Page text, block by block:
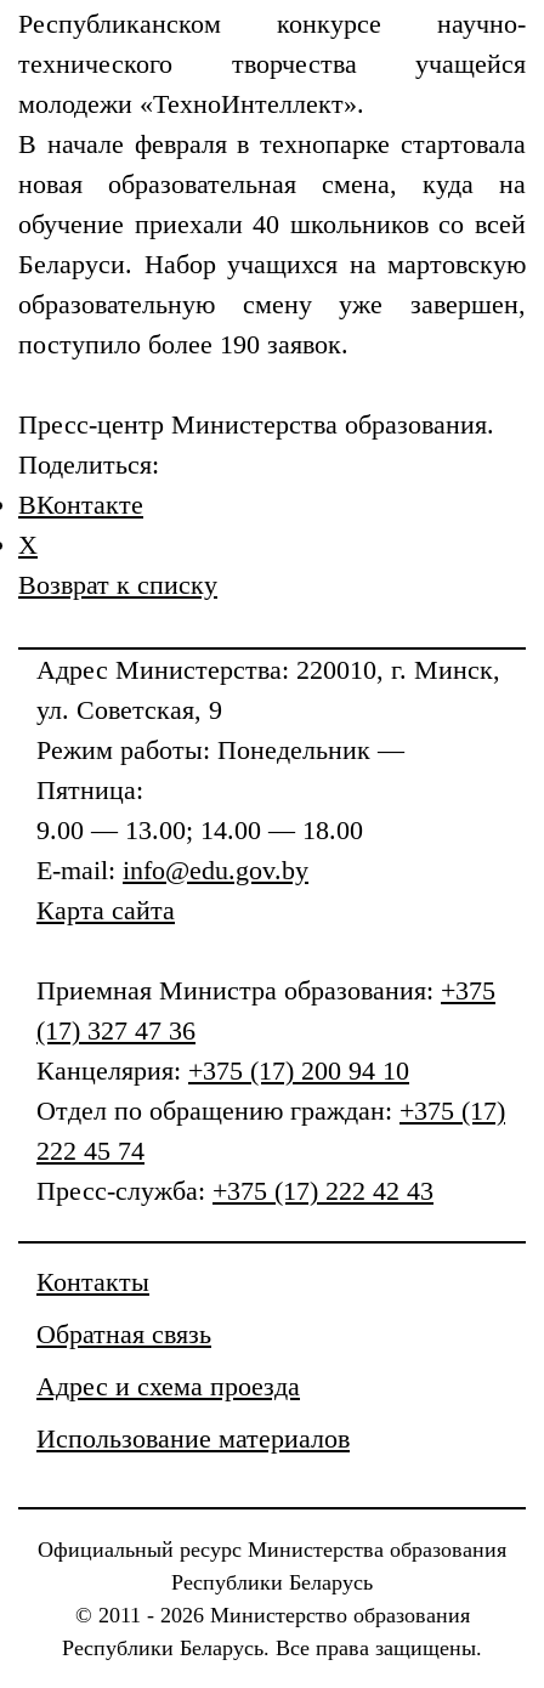
Республиканском конкурсе научно-
технического творчества учащейся
молодежи «ТехноИнтеллект».
В начале февраля в технопарке стартовала
новая образовательная смена, куда на
обучение приехали 40 школьников со всей
Беларуси. Набор учащихся на мартовскую
образовательную смену уже завершен,
поступило более 190 заявок.
Пресс-центр Министерства образования.
Поделиться:
ВКонтакте
X
Возврат к списку
Адрес Министерства: 220010, г. Минск,
ул. Советская, 9
Режим работы: Понедельник —
Пятница:
9.00 — 13.00; 14.00 — 18.00
E-mail: info@edu.gov.by
Карта сайта
Приемная Министра образования: +375
(17) 327 47 36
Канцелярия: +375 (17) 200 94 10
Отдел по обращению граждан: +375 (17)
222 45 74
Пресс-служба: +375 (17) 222 42 43
Контакты
Обратная связь
Адрес и схема проезда
Использование материалов
Официальный ресурс Министерства образования
Республики Беларусь
© 2011 - 2026 Министерство образования
Республики Беларусь. Все права защищены.